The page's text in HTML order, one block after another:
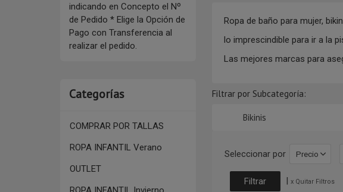
indicando en Concepto el Nº
de Pedido * Elige la Opción de
Pago con Transferencia al
realizar el pedido.
Categorías
COMPRAR POR TALLAS
ROPA INFANTIL Verano
OUTLET
Ropa de baño para mujer,
lo imprescindible para ir a la
Las mejores marcas para
Filtrar por Subcategoría:
Bikinis
Seleccionar por Precio
x Quitar Filtros